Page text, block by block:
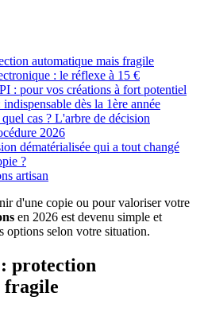
automatique mais fragile
: le réflexe à 15 €
: pour vos créations à fort potentiel
dès la 1ère année
cas ? L'arbre de décision
2026
dématérialisée qui a tout changé
?
artisan
d'une copie ou pour valoriser votre
en 2026 est devenu simple et
options selon votre situation.
protection
fragile